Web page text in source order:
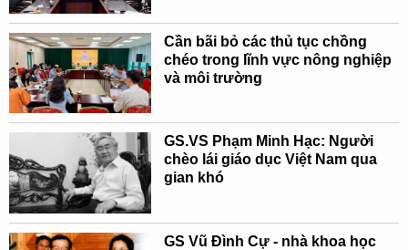
Cần bãi bỏ các thủ tục chồng
chéo trong lĩnh vực nông nghiệp
và môi trường
GS.VS Phạm Minh Hạc: Người
chèo lái giáo dục Việt Nam qua
gian khó
GS Vũ Đình Cự - nhà khoa học